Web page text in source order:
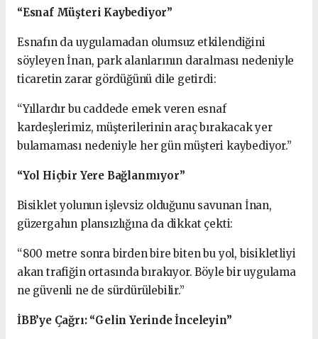
“Esnaf Müşteri Kaybediyor”
Esnafın da uygulamadan olumsuz etkilendiğini
söyleyen İnan, park alanlarının daralması nedeniyle
ticaretin zarar gördüğünü dile getirdi:
“Yıllardır bu caddede emek veren esnaf
kardeşlerimiz, müşterilerinin araç bırakacak yer
bulamaması nedeniyle her gün müşteri kaybediyor.”
“Yol Hiçbir Yere Bağlanmıyor”
Bisiklet yolunun işlevsiz olduğunu savunan İnan,
güzergahın plansızlığına da dikkat çekti:
“800 metre sonra birden bire biten bu yol, bisikletliyi
akan trafiğin ortasında bırakıyor. Böyle bir uygulama
ne güvenli ne de sürdürülebilir.”
İBB’ye Çağrı: “Gelin Yerinde İnceleyin”